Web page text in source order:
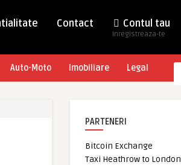
Contact Contul tau
Inregistreaza-te
Auto-Moto Imobiliare Legal
PARTENERI
Bitcoin Exchange
Taxi Heathrow to London